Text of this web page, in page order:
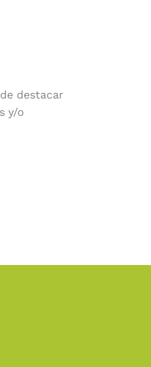
destacar
y/o